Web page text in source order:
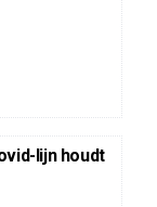
lijn houdt